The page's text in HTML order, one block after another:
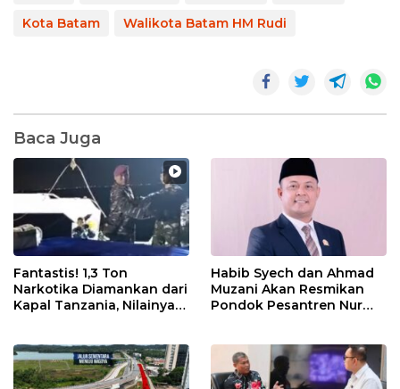
Kota Batam
Walikota Batam HM Rudi
Baca Juga
Fantastis! 1,3 Ton
Narkotika Diamankan dari
Kapal Tanzania, Nilainya
Habib Syech dan Ahmad
Muzani Akan Resmikan
Pondok Pesantren Nur